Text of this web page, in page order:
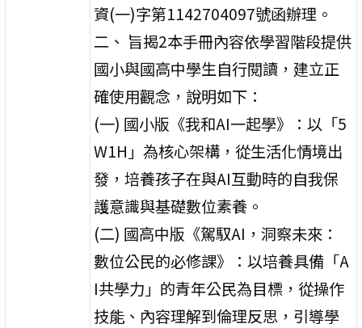
資(一)字第1142704097號函辦理。
二、 旨揭2本手冊內容依學習階段提供
國小與國高中學生自行閱讀，建立正
確使用觀念，說明如下：
(一) 國小版《我和AI一起學》：以「5
W1H」為核心架構，從生活化情境出
發，培養孩子在與AI互動時的自我保
護意識與基礎數位素養。
(二) 國高中版《駕馭AI，洞察未來：
數位公民的必修課》：以培養具備「A
I共學力」的青年公民為目標，從操作
技能、內容理解到倫理反思，引導學